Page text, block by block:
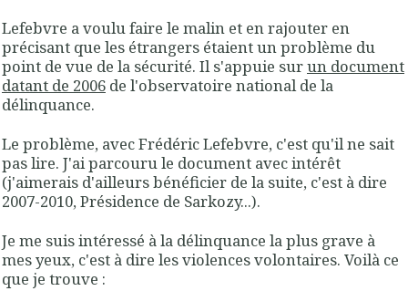
Lefebvre a voulu faire le malin et en rajouter en
précisant que les étrangers étaient un problème du
point de vue de la sécurité. Il s'appuie surun document
datant de 2006 de l'observatoire national de la
délinquance.
Le problème, avec Frédéric Lefebvre, c'est qu'il ne sait
pas lire. J'ai parcouru le document avec intérêt
(j'aimerais d'ailleurs bénéficier de la suite, c'est à dire
2007-2010, Présidence de Sarkozy...).
Je me suis intéressé à la délinquance la plus grave à
mes yeux, c'est à dire les violences volontaires. Voilà ce
que je trouve :